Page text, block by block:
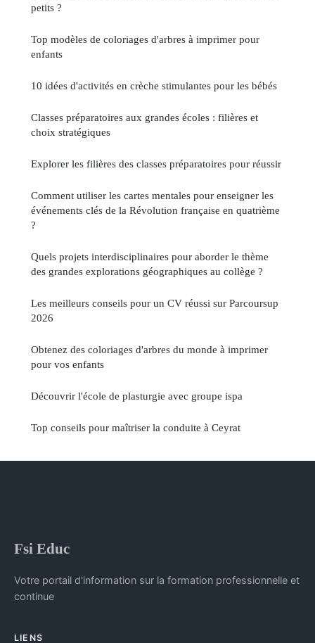
petits ?
Top modèles de coloriages d'arbres à imprimer pour
enfants
10 idées d'activités en crèche stimulantes pour les bébés
Classes préparatoires aux grandes écoles : filières et
choix stratégiques
Explorer les filières des classes préparatoires pour réussir
Comment utiliser les cartes mentales pour enseigner les
événements clés de la Révolution française en quatrième
?
Quels projets interdisciplinaires pour aborder le thème
des grandes explorations géographiques au collège ?
Les meilleurs conseils pour un CV réussi sur Parcoursup
2026
Obtenez des coloriages d'arbres du monde à imprimer
pour vos enfants
Découvrir l'école de plasturgie avec groupe ispa
Top conseils pour maîtriser la conduite à Ceyrat
Fsi Educ
Votre portail d'information sur la formation professionnelle et
continue
LIENS